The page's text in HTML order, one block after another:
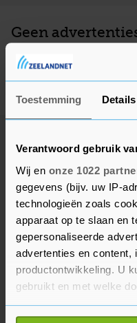
Toestemming Details
Verantwoord gebruik
Wij en onze 1022
gegevens (bijv. uw IP-
technologieën zoals
apparaat op te slaan en
gepersonaliseerde
advertenties en content,
productontwikkeling. U
gebruikt en met welke
Als u het toestaat, willen
Geen
Deze adverteerder
advertenties, kom later